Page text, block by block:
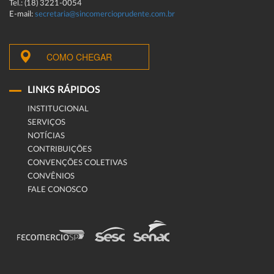
Tel.: (18) 3221-0054
E-mail: secretaria@sincomercioprudente.com.br
COMO CHEGAR
LINKS RÁPIDOS
INSTITUCIONAL
SERVIÇOS
NOTÍCIAS
CONTRIBUIÇÕES
CONVENÇÕES COLETIVAS
CONVÊNIOS
FALE CONOSCO